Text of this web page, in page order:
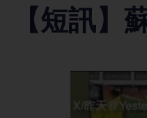
【短訊】